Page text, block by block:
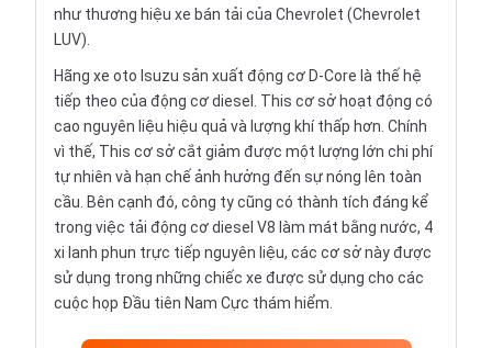
như thương hiệu xe bán tải củaChevrolet (Chevrolet
LUV).
Hãng xe oto Isuzu sản xuất động cơ D-Core là thế hệ
tiếp theo của động cơ diesel. This cơ sở hoạt động có
cao nguyên liệu hiệu quả và lượng khí thấp hơn. Chính
vì thế, This cơ sở cắt giảm được một lượng lớn chi phí
tự nhiên và hạn chế ảnh hưởng đến sự nóng lên toàn
cầu. Bên cạnh đó, công ty cũng có thành tích đáng kể
trong việc tải động cơ diesel V8 làm mát bằng nước, 4
xi lanh phun trực tiếp nguyên liệu, các cơ sở này được
sử dụng trong những chiếc xe được sử dụng cho các
cuộc họp Đầu tiên Nam Cực thám hiểm.